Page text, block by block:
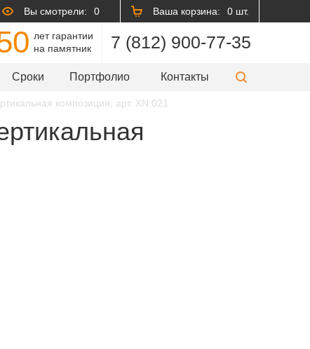
Вы смотрели: 0 Ваша корзина: 0 шт.
лет гарантии
на памятник
7 (812) 900-77-35
Сроки Портфолио Контакты
композиция, арт. XN.021